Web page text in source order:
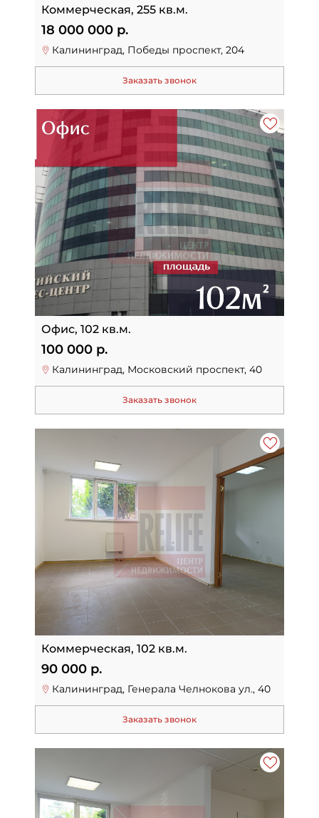
Коммерческая, 255 кв.м.
18 000 000 р.
Калининград, Победы проспект, 204
Заказать звонок
Офис, 102 кв.м.
100 000 р.
Калининград, Московский проспект, 40
Заказать звонок
Коммерческая, 102 кв.м.
90 000 р.
Калининград, Генерала Челнокова ул., 40
Заказать звонок